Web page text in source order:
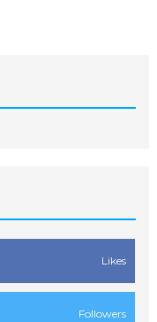
Likes
Followers